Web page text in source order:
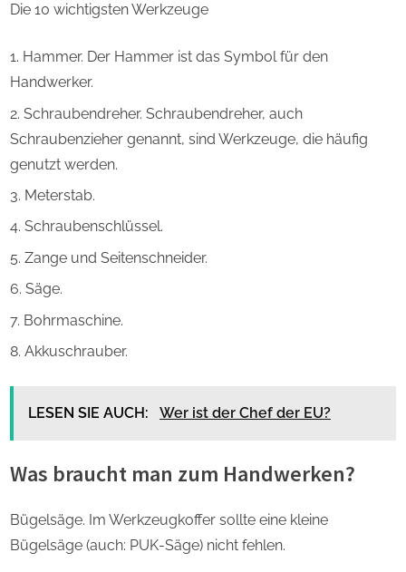
Die 10 wichtigsten Werkzeuge
Hammer. Der Hammer ist das Symbol für den
Handwerker.
Schraubendreher. Schraubendreher, auch
Schraubenzieher genannt, sind Werkzeuge, die häufig
genutzt werden.
Meterstab.
Schraubenschlüssel.
Zange und Seitenschneider.
Säge.
Bohrmaschine.
Akkuschrauber.
LESEN SIE AUCH: Wer ist der Chef der EU?
Was braucht man zum Handwerken?
Bügelsäge. Im Werkzeugkoffer sollte eine kleine
Bügelsäge (auch: PUK-Säge) nicht fehlen.